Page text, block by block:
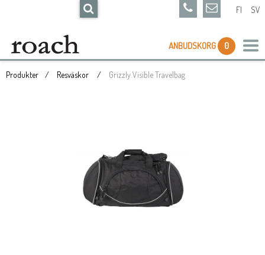
FI SV
ANBUDSKORG 0
Produkter Resväskor Grizzly Visible Travelbag